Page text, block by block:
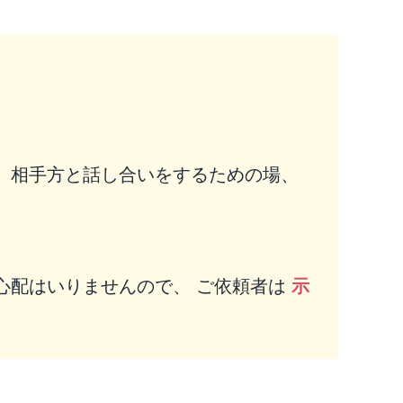
手方と話し合いをするための場、
配はいりませんので、 ご依頼者は 示